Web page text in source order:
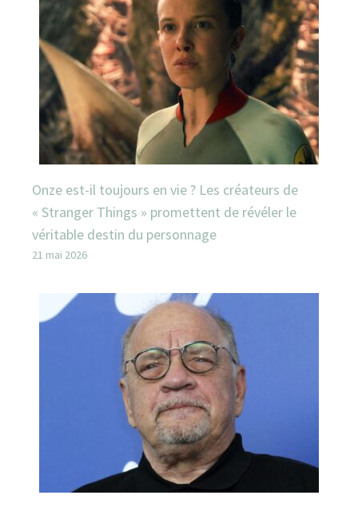
Onze est-il toujours en vie ? Les créateurs de
« Stranger Things » promettent de révéler le
véritable destin du personnage
21 mai 2026